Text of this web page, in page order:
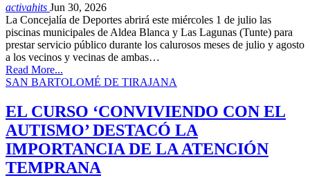
activahits Jun 30, 2026
La Concejalía de Deportes abrirá este miércoles 1 de julio las
piscinas municipales de Aldea Blanca y Las Lagunas (Tunte) para
prestar servicio público durante los calurosos meses de julio y agosto
a los vecinos y vecinas de ambas…
Read More...
SAN BARTOLOMÉ DE TIRAJANA
EL CURSO ‘CONVIVIENDO CON EL
AUTISMO’ DESTACÓ LA
IMPORTANCIA DE LA ATENCIÓN
TEMPRANA